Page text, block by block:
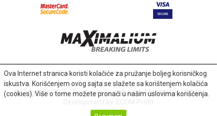
© Copyright 2026 . Sva prava su zadržana. Maximalium Srbija.
Ova Internet stranica koristi kolačiće za pružanje boljeg korisničkog
iskustva. Korišćenjem ovog sajta se slažete sa korištenjem kolačića
(cookies). Više o tome možete pronaći u našim uslovima korišćenja.